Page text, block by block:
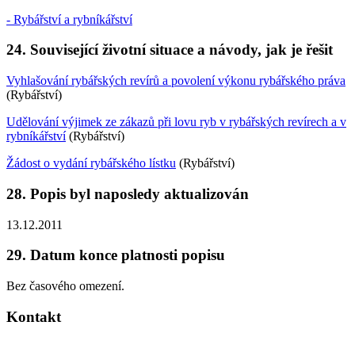
- Rybářství a rybníkářství
24. Související životní situace a návody, jak je řešit
Vyhlašování rybářských revírů a povolení výkonu rybářského práva
(Rybářství)
Udělování výjimek ze zákazů při lovu ryb v rybářských revírech a v
rybníkářství(Rybářství)
Žádost o vydání rybářského lístku (Rybářství)
28. Popis byl naposledy aktualizován
13.12.2011
29. Datum konce platnosti popisu
Bez časového omezení.
Kontakt